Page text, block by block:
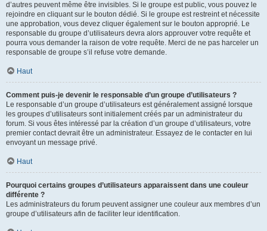
d’autres peuvent même être invisibles. Si le groupe est public, vous pouvez le
rejoindre en cliquant sur le bouton dédié. Si le groupe est restreint et nécessite
une approbation, vous devez cliquer également sur le bouton approprié. Le
responsable du groupe d’utilisateurs devra alors approuver votre requête et
pourra vous demander la raison de votre requête. Merci de ne pas harceler un
responsable de groupe s’il refuse votre demande.
Haut
Comment puis-je devenir le responsable d’un groupe d’utilisateurs ?
Le responsable d’un groupe d’utilisateurs est généralement assigné lorsque
les groupes d’utilisateurs sont initialement créés par un administrateur du
forum. Si vous êtes intéressé par la création d’un groupe d’utilisateurs, votre
premier contact devrait être un administrateur. Essayez de le contacter en lui
envoyant un message privé.
Haut
Pourquoi certains groupes d’utilisateurs apparaissent dans une couleur
différente ?
Les administrateurs du forum peuvent assigner une couleur aux membres d’un
groupe d’utilisateurs afin de faciliter leur identification.